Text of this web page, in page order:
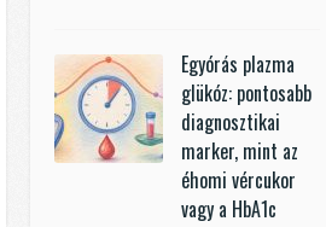
Egyórás plazma
glükóz: pontosabb
diagnosztikai
marker, mint az
éhomi vércukor
vagy a HbA1c